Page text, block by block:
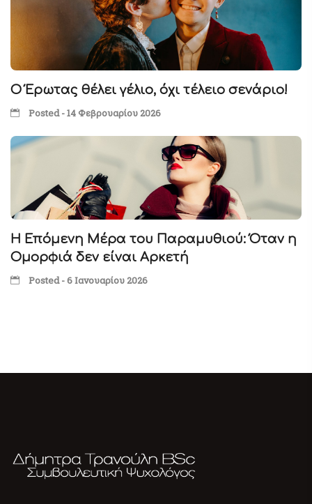
Ο Έρωτας θέλει γέλιο, όχι τέλειο σενάριο!
Posted - 14 Φεβρουαρίου 2026
Η Επόμενη Μέρα του Παραμυθιού: Όταν η
Ομορφιά δεν είναι Αρκετή
Posted - 6 Ιανουαρίου 2026